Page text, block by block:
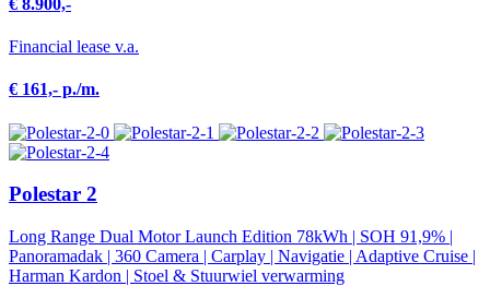
Financial lease v.a.
€ 161,- p./m.
Polestar 2
Long Range Dual Motor Launch Edition 78kWh | SOH 91,9% |
Panoramadak | 360 Camera | Carplay | Navigatie | Adaptive Cruise |
Harman Kardon | Stoel & Stuurwiel verwarming